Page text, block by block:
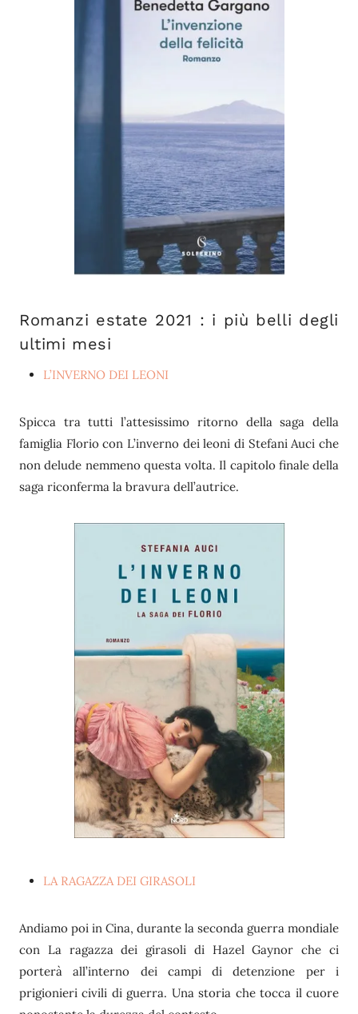
Romanzi estate 2021 : i più belli degli
ultimi mesi
L’INVERNO DEI LEONI
Spicca tra tutti l’attesissimo ritorno della saga della
famiglia Florio con L’inverno dei leoni di Stefani Auci che
non delude nemmeno questa volta. Il capitolo finale della
saga riconferma la bravura dell’autrice.
LA RAGAZZA DEI GIRASOLI
Andiamo poi in Cina, durante la seconda guerra mondiale
con La ragazza dei girasoli di Hazel Gaynor che ci
porterà all’interno dei campi di detenzione per i
prigionieri civili di guerra. Una storia che tocca il cuore